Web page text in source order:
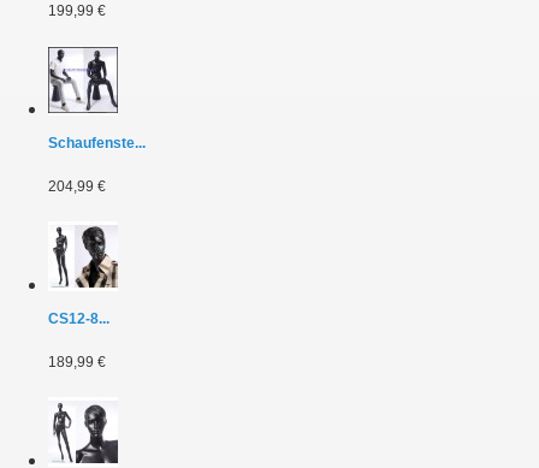
199,99 €
Schaufenste...
204,99 €
CS12-8...
189,99 €